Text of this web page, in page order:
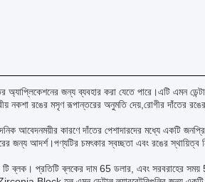
অ্যাপ্লিকেশনের জন্য ব্যবহার করা যেতে পারে।এটি এমন
নকশা রঙের মসৃণ রূপান্তরের অনুমতি দেয়,রোগীর দাঁতের
আবেদনময়ীর কারণে দাঁতের পেশাদারদের মধ্যে একটি
জন্য আদর্শ।পণ্যটির চমৎকার স্বচ্ছতা এবং রঙের স্থায়িত্ব
টি ব্লক। প্রতিটি ব্লকের দাম 65 ডলার, এবং সরবরাহের সময়